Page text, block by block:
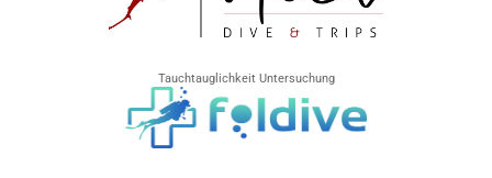
Tauchtauglichkeit Untersuchung